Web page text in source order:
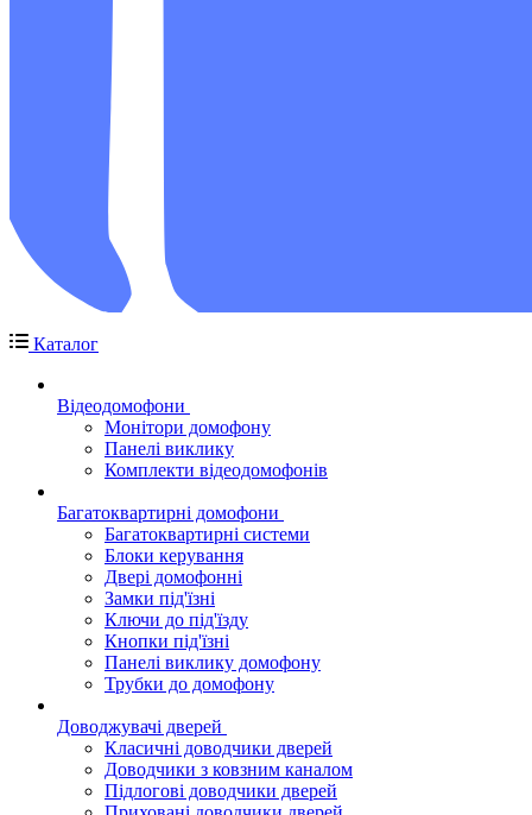
Каталог
Відеодомофони
Монітори домофону
Панелі виклику
Комплекти відеодомофонів
Багатоквартирні домофони
Багатоквартирні системи
Блоки керування
Двері домофонні
Замки під'їзні
Ключи до під'їзду
Кнопки під'їзні
Панелі виклику домофону
Трубки до домофону
Доводжувачі дверей
Класичні доводчики дверей
Доводчики з ковзним каналом
Підлогові доводчики дверей